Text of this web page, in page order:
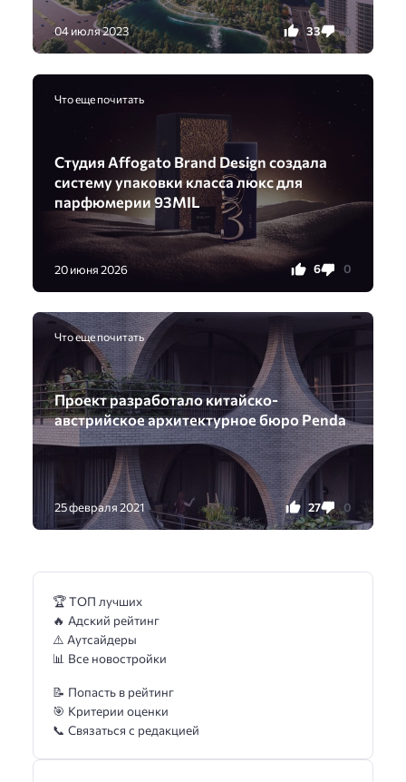
04 июля 2023 33 0
Что еще почитать
Студия Affogato Brand Design создала
систему упаковки класса люкс для
парфюмерии 93MIL
20 июня 2026 6 0
Что еще почитать
Проект разработало китайско-
австрийское архитектурное бюро Penda
25 февраля 2021 27 0
🏆 ТОП лучших
🔥 Адский рейтинг
⚠️ Аутсайдеры
📊 Все новостройки
📝 Попасть в рейтинг
🎯 Критерии оценки
📞 Связаться с редакцией